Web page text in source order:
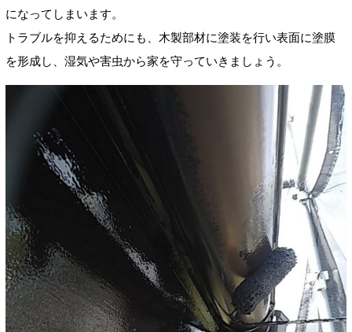
になってしまいます。
トラブルを抑えるためにも、木製部材に塗装を行い表面に塗膜
を形成し、湿気や害虫から家を守っていきましょう。